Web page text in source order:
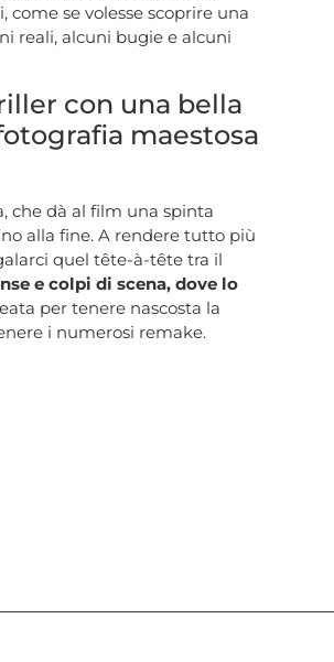
se volesse scoprire una
reali, alcuni bugie e alcuni
con una bella
maestosa
che dà al film una spinta
alla fine. A rendere tutto più
quel tête-à-tête tra il
e colpi di scena, dove lo
per tenere nascosta la
i numerosi remake.